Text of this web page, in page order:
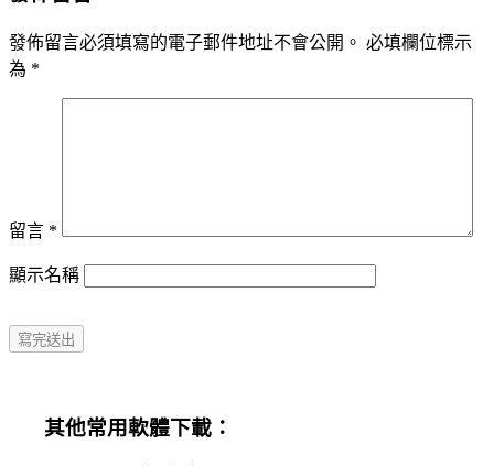
發佈留言必須填寫的電子郵件地址不會公開。 必填欄位標示
為 *
留言 *
顯示名稱
其他常用軟體下載：